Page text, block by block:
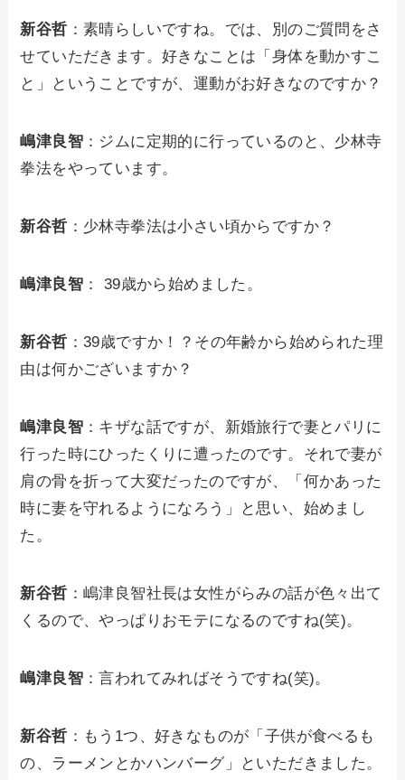
新谷哲 ：素晴らしいですね。では、別のご質問をさ
せていただきます。好きなことは「身体を動かすこ
と」ということですが、運動がお好きなのですか？
嶋津良智 ：ジムに定期的に行っているのと、少林寺
拳法をやっています。
新谷哲 ：少林寺拳法は小さい頃からですか？
嶋津良智 ： 39歳から始めました。
新谷哲 ：39歳ですか！？その年齢から始められた理
由は何かございますか？
嶋津良智 ：キザな話ですが、新婚旅行で妻とパリに
行った時にひったくりに遭ったのです。それで妻が
肩の骨を折って大変だったのですが、「何かあった
時に妻を守れるようになろう」と思い、始めまし
た。
新谷哲 ：嶋津良智社長は女性がらみの話が色々出て
くるので、やっぱりおモテになるのですね(笑)。
嶋津良智 ：言われてみればそうですね(笑)。
新谷哲 ：もう1つ、好きなものが「子供が食べるも
の、ラーメンとかハンバーグ」といただきました。